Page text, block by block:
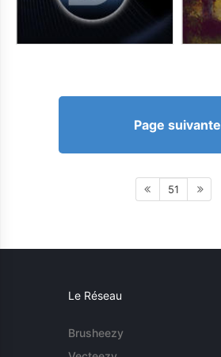
Page suivante
51
Le Réseau
Brusheezy